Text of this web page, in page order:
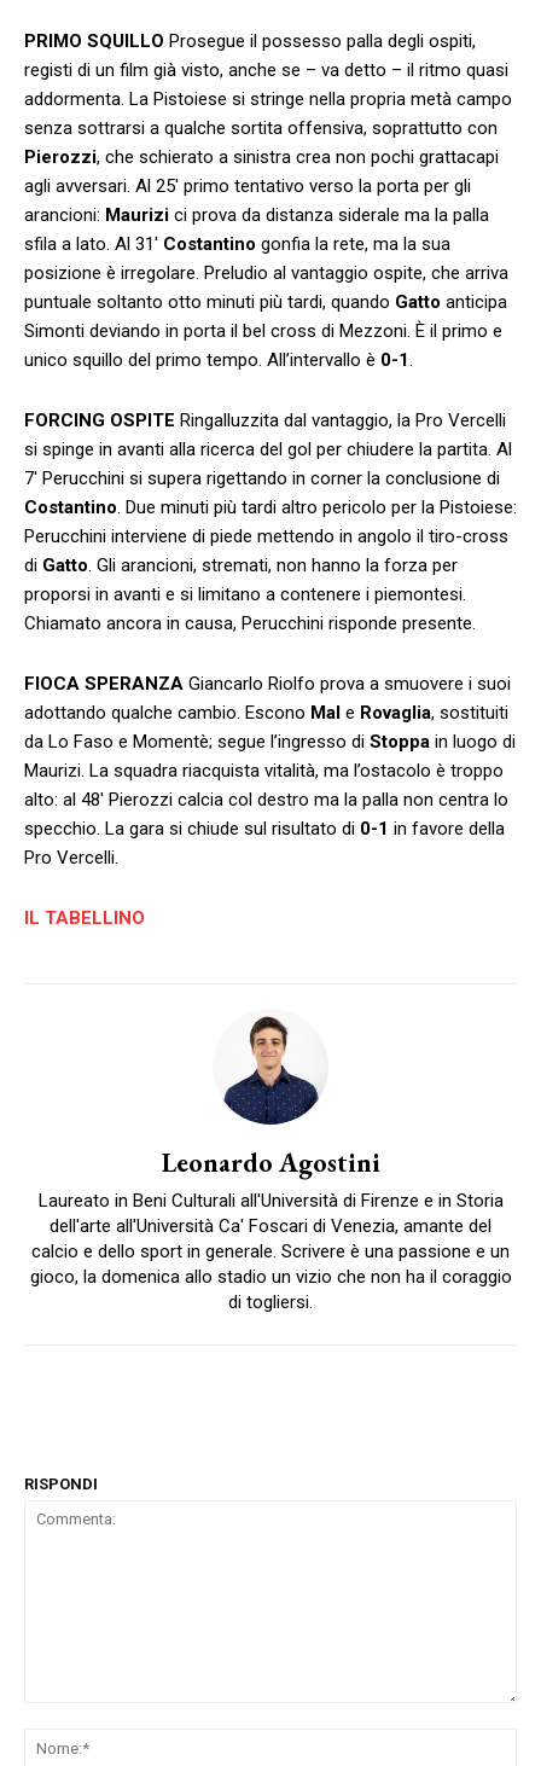
PRIMO SQUILLO Prosegue il possesso palla degli ospiti,
registi di un film già visto, anche se – va detto – il ritmo quasi
addormenta. La Pistoiese si stringe nella propria metà campo
senza sottrarsi a qualche sortita offensiva, soprattutto con
Pierozzi, che schierato a sinistra crea non pochi grattacapi
agli avversari. Al 25′ primo tentativo verso la porta per gli
arancioni: Maurizi ci prova da distanza siderale ma la palla
sfila a lato. Al 31′ Costantino gonfia la rete, ma la sua
posizione è irregolare. Preludio al vantaggio ospite, che arriva
puntuale soltanto otto minuti più tardi, quando Gatto anticipa
Simonti deviando in porta il bel cross di Mezzoni. È il primo e
unico squillo del primo tempo. All’intervallo è 0-1.
FORCING OSPITE Ringalluzzita dal vantaggio, la Pro Vercelli
si spinge in avanti alla ricerca del gol per chiudere la partita. Al
7′ Perucchini si supera rigettando in corner la conclusione di
Costantino. Due minuti più tardi altro pericolo per la Pistoiese:
Perucchini interviene di piede mettendo in angolo il tiro-cross
di Gatto. Gli arancioni, stremati, non hanno la forza per
proporsi in avanti e si limitano a contenere i piemontesi.
Chiamato ancora in causa, Perucchini risponde presente.
FIOCA SPERANZA Giancarlo Riolfo prova a smuovere i suoi
adottando qualche cambio. Escono Mal e Rovaglia, sostituiti
da Lo Faso e Momentè; segue l’ingresso di Stoppa in luogo di
Maurizi. La squadra riacquista vitalità, ma l’ostacolo è troppo
alto: al 48′ Pierozzi calcia col destro ma la palla non centra lo
specchio. La gara si chiude sul risultato di 0-1 in favore della
Pro Vercelli.
IL TABELLINO
Leonardo Agostini
Laureato in Beni Culturali all'Università di Firenze e in Storia
dell'arte all'Università Ca' Foscari di Venezia, amante del
calcio e dello sport in generale. Scrivere è una passione e un
gioco, la domenica allo stadio un vizio che non ha il coraggio
di togliersi.
RISPONDI